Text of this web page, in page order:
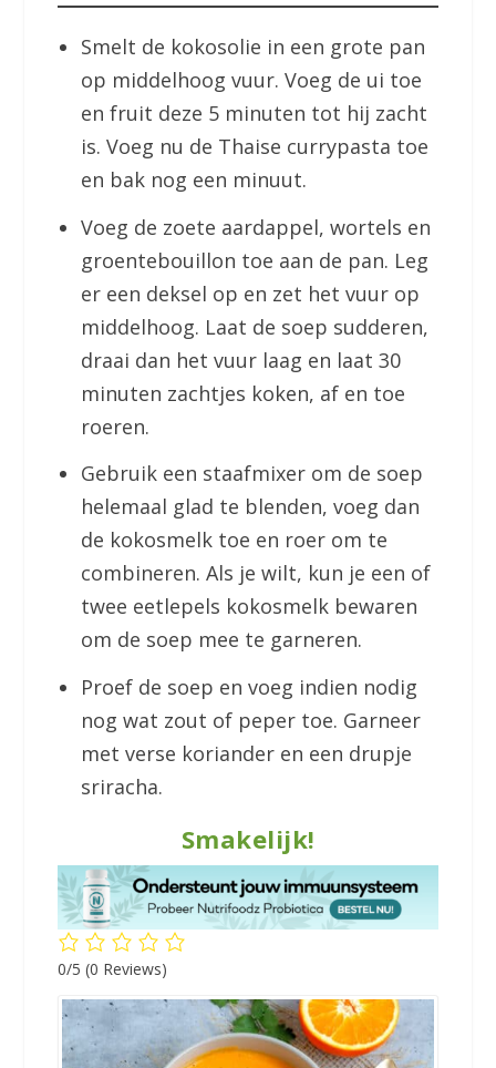
Smelt de kokosolie in een grote pan
op middelhoog vuur. Voeg de ui toe
en fruit deze 5 minuten tot hij zacht
is. Voeg nu de Thaise currypasta toe
en bak nog een minuut.
Voeg de zoete aardappel, wortels en
groentebouillon toe aan de pan. Leg
er een deksel op en zet het vuur op
middelhoog. Laat de soep sudderen,
draai dan het vuur laag en laat 30
minuten zachtjes koken, af en toe
roeren.
Gebruik een staafmixer om de soep
helemaal glad te blenden, voeg dan
de kokosmelk toe en roer om te
combineren. Als je wilt, kun je een of
twee eetlepels kokosmelk bewaren
om de soep mee te garneren.
Proef de soep en voeg indien nodig
nog wat zout of peper toe. Garneer
met verse koriander en een drupje
sriracha.
Smakelijk!
0/5(0 Reviews)